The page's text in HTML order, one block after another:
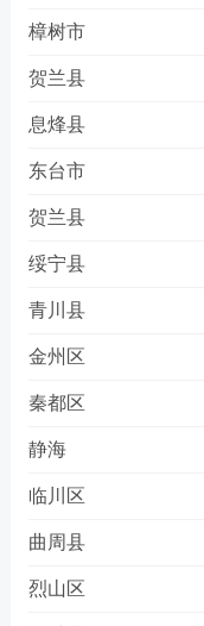
樟树市
贺兰县
息烽县
东台市
贺兰县
绥宁县
青川县
金州区
秦都区
静海
临川区
曲周县
烈山区